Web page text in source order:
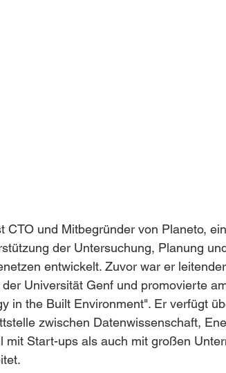
CTO und Mitbegründer von Planeto,
der Untersuchung, Planung
entwickelt. Zuvor war er
Universität Genf und promovierte
in the Built Environment". Er verfügt
zwischen Datenwissenschaft,
mit Start-ups als auch mit großen